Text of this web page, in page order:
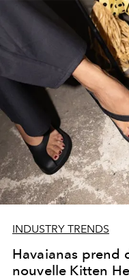
INDUSTRY TRENDS
Havaianas prend
nouvelle Kitten